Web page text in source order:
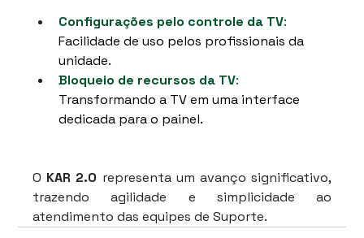
Configurações pelo controle da TV:
Facilidade de uso pelos profissionais da
unidade.
Bloqueio de recursos da TV:
Transformando a TV em uma interface
dedicada para o painel.
O KAR 2.0 representa um avanço significativo,
trazendo agilidade e simplicidade ao
atendimento das equipes de Suporte.